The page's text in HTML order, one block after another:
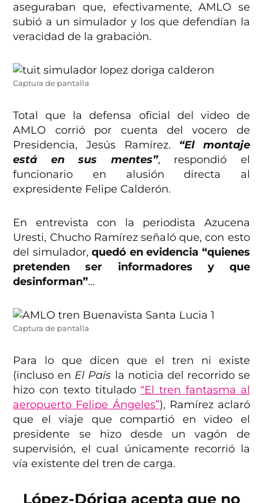
aseguraban que, efectivamente, AMLO se
subió a un simulador y los que defendían la
veracidad de la grabación.
Captura de pantalla
Total que la defensa oficial del video de
AMLO corrió por cuenta del vocero de
Presidencia, Jesús Ramírez. “El montaje
está en sus mentes”, respondió el
funcionario en alusión directa al
expresidente Felipe Calderón.
En entrevista con la periodista Azucena
Uresti, Chucho Ramírez señaló que, con esto
del simulador,quedó en evidencia “quienes
pretenden ser informadores y que
desinforman”…
Captura de pantalla
Para lo que dicen que el tren ni existe
(incluso en El País la noticia del recorrido se
hizo con texto titulado “El tren fantasma al
aeropuerto Felipe Ángeles”), Ramírez aclaró
que el viaje que compartió en video el
presidente se hizo desde un vagón de
supervisión, el cual únicamente recorrió la
vía existente del tren de carga.
López-Dóriga acepta que no